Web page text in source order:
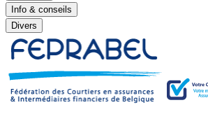
Info & conseils
Divers